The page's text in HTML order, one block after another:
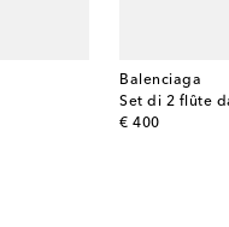
Balenciaga
Set di 2 flûte
€ 400
original price